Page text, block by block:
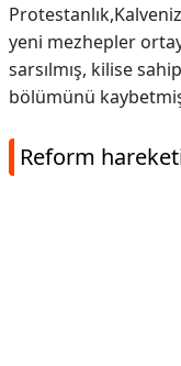
yeni mezhepler
sarsılmış, kilise
bölümünü
Reform